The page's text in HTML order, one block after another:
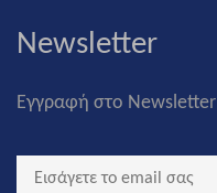
Newsletter
Εγγραφή στο Newsletter